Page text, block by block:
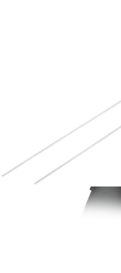
00:15 | English | 03/04/
Vídeos de